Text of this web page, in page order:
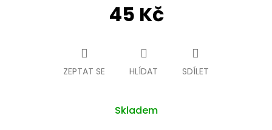
45 Kč
Skladem
ZEPTAT SE HLÍDAT SDÍLET